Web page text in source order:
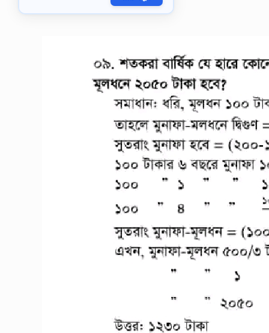
গ্যাসকে